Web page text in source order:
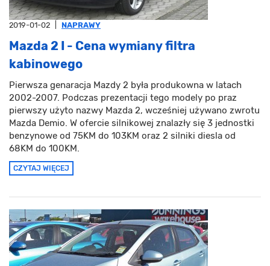
2019-01-02 NAPRAWY
Mazda 2 I - Cena wymiany filtra
kabinowego
Pierwsza genaracja Mazdy 2 była produkowna w latach
2002-2007. Podczas prezentacji tego modely po praz
pierwszy użyto nazwy Mazda 2, wcześniej używano zwrotu
Mazda Demio. W ofercie silnikowej znalazły się 3 jednostki
benzynowe od 75KM do 103KM oraz 2 silniki diesla od
68KM do 100KM.
CZYTAJ WIĘCEJ